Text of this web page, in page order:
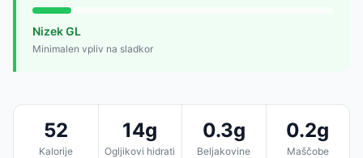
Nizek GL
Minimalen vpliv na sladkor
52
Kalorije
14g
Ogljikovi hidrati
0.3g
Beljakovine
0.2g
Maščobe